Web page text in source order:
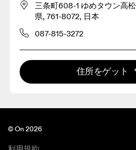
三条町608-1 ゆめタウン高松
県, 761-8072, 日本
087-815-3272
住所をゲット
© On 2026